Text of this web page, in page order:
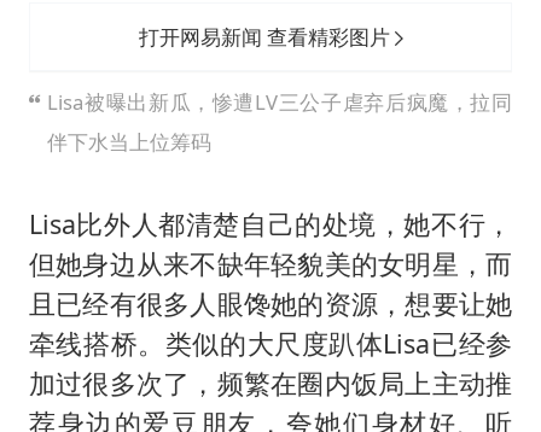
打开网易新闻 查看精彩图片
Lisa被曝出新瓜，惨遭LV三公子虐弃后疯魔，拉同
伴下水当上位筹码
Lisa比外人都清楚自己的处境，她不行，
但她身边从来不缺年轻貌美的女明星，而
且已经有很多人眼馋她的资源，想要让她
牵线搭桥。类似的大尺度趴体Lisa已经参
加过很多次了，频繁在圈内饭局上主动推
荐身边的爱豆朋友，夸她们身材好、听